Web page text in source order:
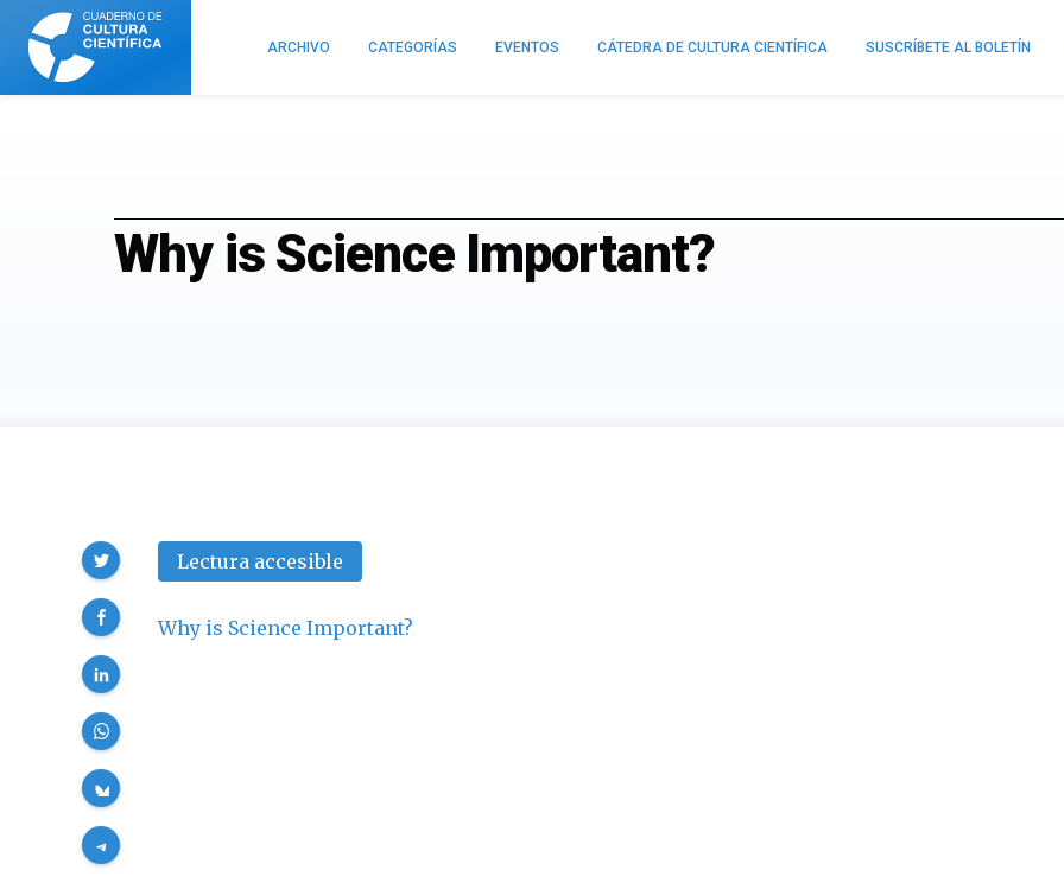
Cuaderno
Cultura
Científica
ARCHIVO CATEGORÍAS EVENTOS CÁTEDRA DE CULTURA CIENTÍFICA SUSCRÍBETE AL BOLETÍN
Why is Science Important?
Lectura accesible
Why is Science Important?
Compartir